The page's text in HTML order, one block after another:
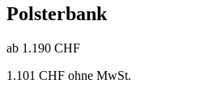
Polsterbank
ab 1.190 CHF
1.101 CHF ohne MwSt.